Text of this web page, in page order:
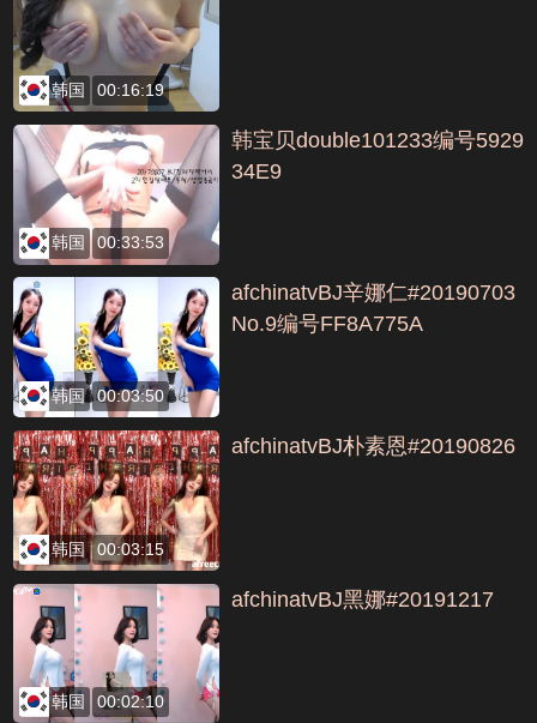
韩国 00:16:19
韩国 00:33:53
韩宝贝double101233编号5929
34E9
韩国 00:03:50
afchinatvBJ辛娜仁#20190703
No.9编号FF8A775A
韩国 00:03:15
afchinatvBJ朴素恩#20190826
韩国 00:02:10
afchinatvBJ黑娜#20191217